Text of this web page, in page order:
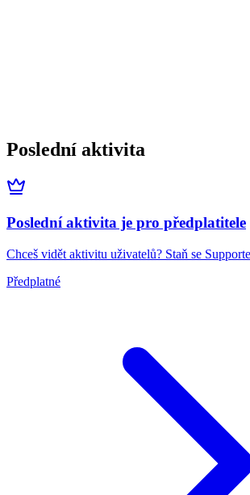
Poslední aktivita
Poslední aktivita je pro předplatitele
Chceš vidět aktivitu uživatelů? Staň se
Předplatné